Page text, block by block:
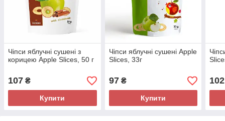
Чіпси яблучні сушені з
корицею Apple Slices, 50 г
107 ₴
Купити
Чіпси яблучні сушені Apple
Slices, 33г
97₴
Купити
102